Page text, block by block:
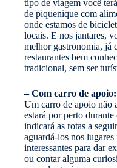
tipo de viagem você
de piquenique com
onde estamos de
locais. E nos jantares,
melhor gastronomia, já
restaurantes bem
tradicional, sem ser
– Com carro de apoio:
Um carro de apoio não
estará por perto
indicará as rotas a
aguardá-los nos
interessantes para dar
ou contar alguma